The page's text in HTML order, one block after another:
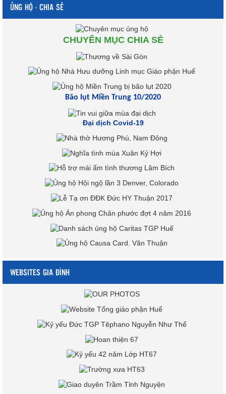
ỦNG HỘ - CHIA SẺ
CHUYÊN MỤC CHIA SẺ
Bão lụt Miền Trung 10/2020
Đại dịch Covid-19
WEBSITES GIA ĐÌNH